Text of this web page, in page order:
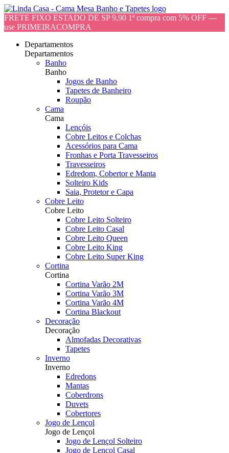
FRETE FIXO ESTADO DE SP 9,90 1ª compra com 5% OFF —
use PRIMEIRACOMPRA
Departamentos
Departamentos
Banho
Banho
Jogos de Banho
Tapetes de Banheiro
Roupão
Cama
Cama
Lençóis
Cobre Leitos e Colchas
Acessórios para Cama
Fronhas e Porta Travesseiros
Travesseiros
Edredom, Cobertor e Manta
Solteiro Kids
Saia, Protetor e Capa
Cobre Leito
Cobre Leito
Cobre Leito Solteiro
Cobre Leito Casal
Cobre Leito Queen
Cobre Leito King
Cobre Leito Super King
Cortina
Cortina
Cortina Varão 2M
Cortina Varão 3M
Cortina Varão 4M
Cortina Blackout
Decoração
Decoração
Almofadas Decorativas
Tapetes
Inverno
Inverno
Edredons
Mantas
Coberdrons
Duvets
Cobertores
Jogo de Lençol
Jogo de Lençol
Jogo de Lençol Solteiro
Jogo de Lençol Casal